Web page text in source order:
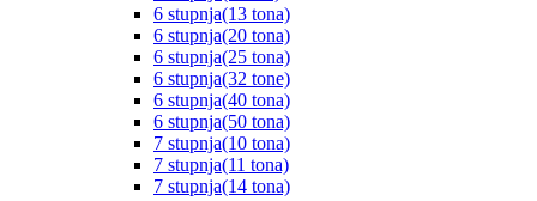
6 stupnja(13 tona)
6 stupnja(20 tona)
6 stupnja(25 tona)
6 stupnja(32 tone)
6 stupnja(40 tona)
6 stupnja(50 tona)
7 stupnja(10 tona)
7 stupnja(11 tona)
7 stupnja(14 tona)